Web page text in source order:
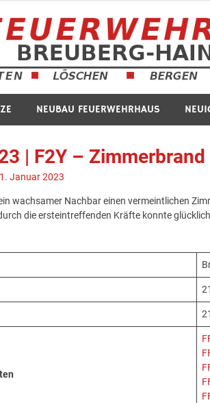
NEUBAU FEUERWEHRHAUS
| F2Y – Zimmerbrand
Januar 2023
wachsamer Nachbar einen vermeintlichen
die ersteintreffenden Kräfte konnte